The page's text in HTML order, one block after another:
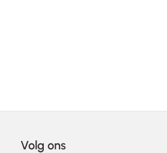
Volg ons